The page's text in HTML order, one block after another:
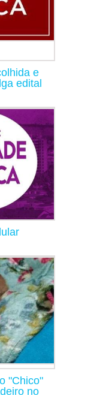
e
edital
"Chico"
no